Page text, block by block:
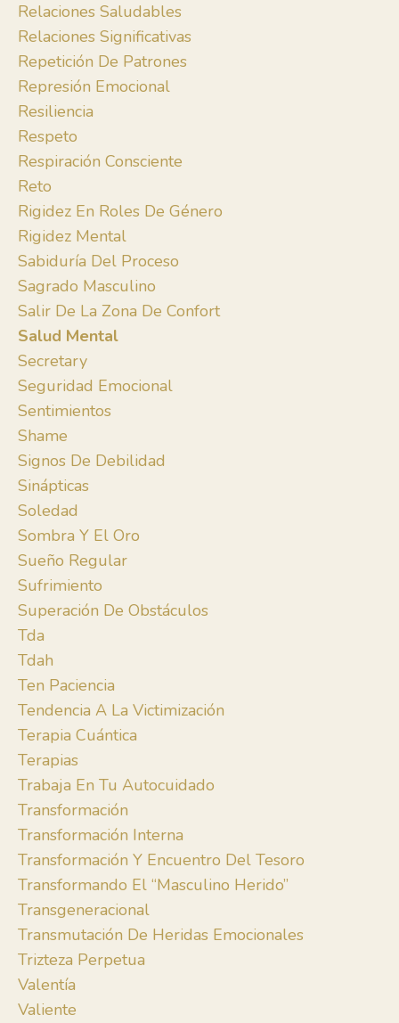
Relaciones Saludables
Relaciones Significativas
Repetición De Patrones
Represión Emocional
Resiliencia
Respeto
Respiración Consciente
Reto
Rigidez En Roles De Género
Rigidez Mental
Sabiduría Del Proceso
Sagrado Masculino
Salir De La Zona De Confort
Salud Mental
Secretary
Seguridad Emocional
Sentimientos
Shame
Signos De Debilidad
Sinápticas
Soledad
Sombra Y El Oro
Sueño Regular
Sufrimiento
Superación De Obstáculos
Tda
Tdah
Ten Paciencia
Tendencia A La Victimización
Terapia Cuántica
Terapias
Trabaja En Tu Autocuidado
Transformación
Transformación Interna
Transformación Y Encuentro Del Tesoro
Transformando El “masculino Herido”
Transgeneracional
Transmutación De Heridas Emocionales
Trizteza Perpetua
Valentía
Valiente